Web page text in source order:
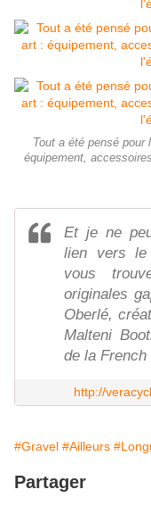
Tout a été pensé
équipement,
Et je ne
lien vers
vous
originales
Oberlé,
Malteni
de la French
http://
#Gravel #Ailleurs
Partager